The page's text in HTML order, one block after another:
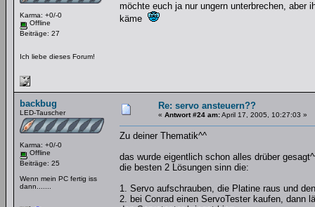
Karma: +0/-0
Offline
Beiträge: 27
Ich liebe dieses Forum!
möchte euch ja nur ungern unterbrechen, aber
käme
backbug
LED-Tauscher
Karma: +0/-0
Offline
Beiträge: 25
Wenn mein PC fertig iss
dann.......
Re: servo ansteuern??
« Antwort #24 am:April 17, 2005, 10:27:03 »
Zu deiner Thematik^^
das wurde eigentlich schon alles drüber
die besten 2 Lösungen sinn die:
1. Servo aufschrauben, die Platine raus und
2. bei Conrad einen ServoTester kaufen, dann